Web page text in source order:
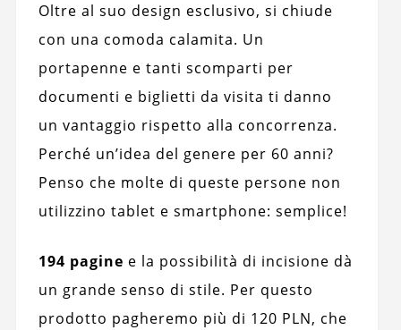
Oltre al suo design esclusivo, si chiude
con una comoda calamita. Un
portapenne e tanti scomparti per
documenti e biglietti da visita ti danno
un vantaggio rispetto alla concorrenza.
Perché un’idea del genere per 60 anni?
Penso che molte di queste persone non
utilizzino tablet e smartphone: semplice!
194 pagine e la possibilità di incisione dà
un grande senso di stile. Per questo
prodotto pagheremo più di 120 PLN, che